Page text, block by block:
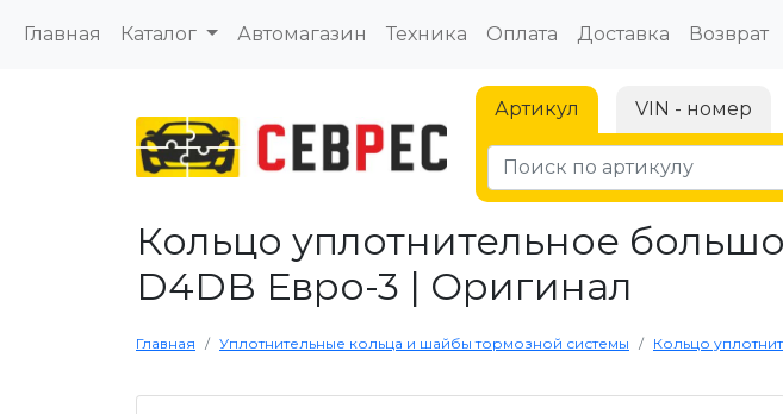
Главная Каталог Автомагазин Техника Оплата Доставка Возврат
Артикул VIN - номер
Кольцо уплотнительное
D4DB Евро-3 | Оригинал
Главная Уплотнительные кольца и шайбы тормозной системы Кольцо